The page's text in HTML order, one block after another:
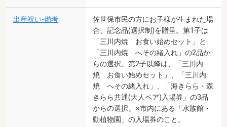
出産祝い-備考
佐世保市民の方にお子様が生まれた場
合、記念品(選択制)を贈呈。第1子は
「三川内焼 お食い始めセット」と
「三川内焼 へその緒入れ」の2品か
らの選択。第2子以降は、「三川内
焼 お食い始めセット」、「三川内
焼 へその緒入れ」、「海きらら・森
きらら共通(大人ペア)入場券」の3品
からの選択。※市内にある「水族館・
動植物園」の入場券のこと。